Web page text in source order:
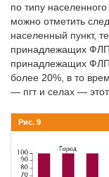
по типу
можно отметить
населенный пункт,
принадлежащих ФЛП.
принадлежащих
более 20%, в то
— пгт и селах —
Рис. 9